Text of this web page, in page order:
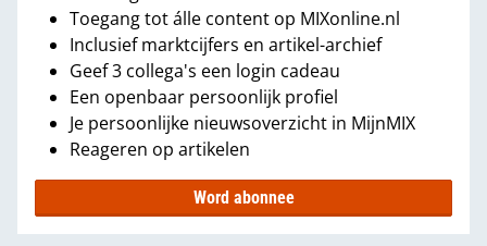
Toegang tot álle content op MIXonline.nl
Inclusief marktcijfers en artikel-archief
Geef 3 collega's een login cadeau
Een openbaar persoonlijk profiel
Je persoonlijke nieuwsoverzicht in MijnMIX
Reageren op artikelen
Word abonnee